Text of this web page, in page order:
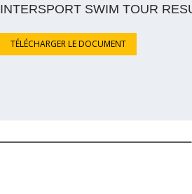
INTERSPORT SWIM TOUR
TÉLÉCHARGER LE DOCUMENT